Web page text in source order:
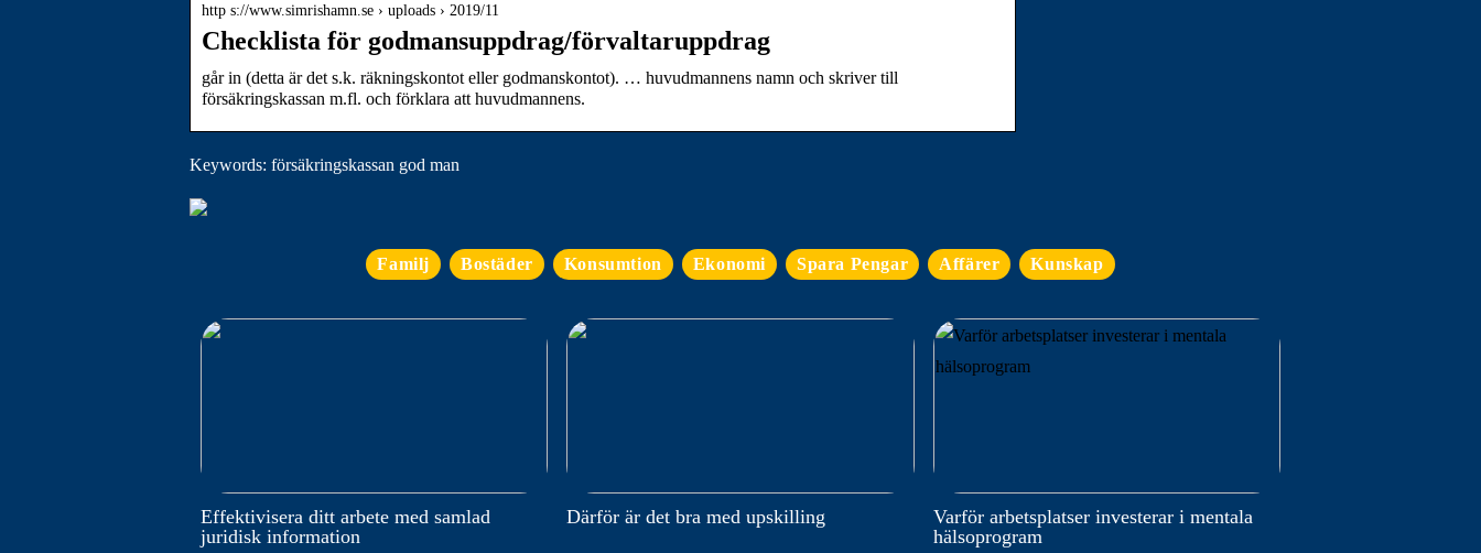
http s://www.simrishamn.se › uploads › 2019/11
Checklista för godmansuppdrag/förvaltaruppdrag
går in (detta är det s.k. räkningskontot eller godmanskontot). … huvudmannens namn och skriver till
försäkringskassan m.fl. och förklara att huvudmannens.
Keywords: försäkringskassan god man
Familj Bostäder Konsumtion Ekonomi Spara Pengar Affärer Kunskap
Effektivisera ditt arbete med samlad
juridisk information
Därför är det bra med upskilling
Varför arbetsplatser investerar i mentala
hälsoprogram